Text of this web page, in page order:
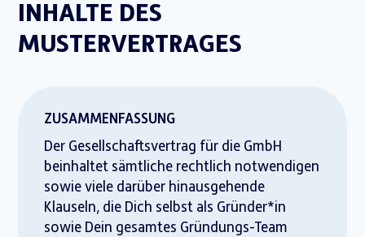
INHALTE DES
MUSTERVERTRAGES
ZUSAMMENFASSUNG
Der Gesellschaftsvertrag für die GmbH
beinhaltet sämtliche rechtlich notwendigen
sowie viele darüber hinausgehende
Klauseln, die Dich selbst als Gründer*in
sowie Dein gesamtes Gründungs-Team